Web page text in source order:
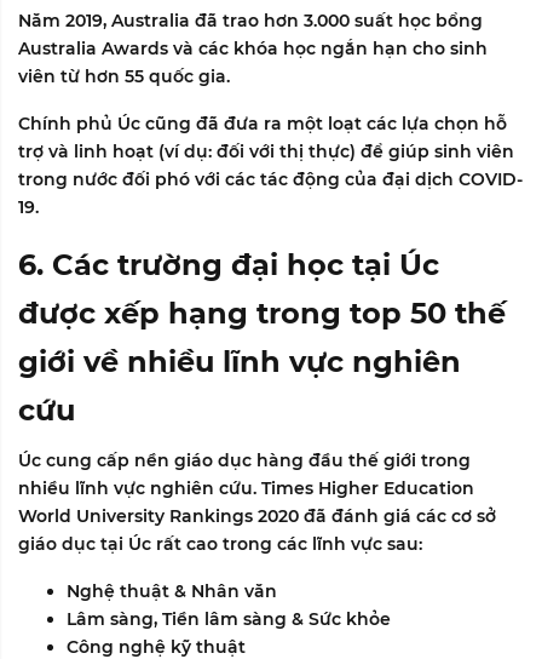
Năm 2019, Australia đã trao hơn 3.000 suất học bổng
Australia Awards và các khóa học ngắn hạn cho sinh
viên từ hơn 55 quốc gia.
Chính phủ Úc cũng đã đưa ra một loạt các lựa chọn hỗ
trợ và linh hoạt (ví dụ: đối với thị thực) để giúp sinh viên
trong nước đối phó với các tác động của đại dịch COVID-
19.
6. Các trường đại học tại Úc
được xếp hạng trong top 50 thế
giới về nhiều lĩnh vực nghiên
cứu
Úc cung cấp nền giáo dục hàng đầu thế giới trong
nhiều lĩnh vực nghiên cứu. Times Higher Education
World University Rankings 2020 đã đánh giá các cơ sở
giáo dục tại Úc rất cao trong các lĩnh vực sau:
Nghệ thuật & Nhân văn
Lâm sàng, Tiền lâm sàng & Sức khỏe
Công nghệ kỹ thuật